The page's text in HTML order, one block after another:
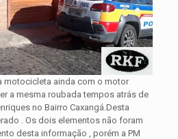
motocicleta ainda com o motor
a mesma roubada tempos atrás de
no Bairro Caxangá.Desta
. Os dois elementos não foram
desta informação , porém a PM